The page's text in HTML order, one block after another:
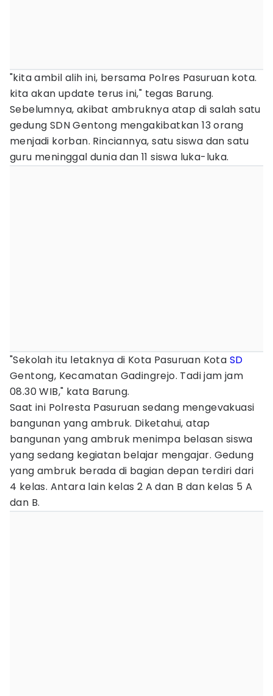
"kita ambil alih ini, bersama Polres Pasuruan kota.
kita akan update terus ini," tegas Barung.
Sebelumnya, akibat ambruknya atap di salah satu
gedung SDN Gentong mengakibatkan 13 orang
menjadi korban. Rinciannya, satu siswa dan satu
guru meninggal dunia dan 11 siswa luka-luka.
"Sekolah itu letaknya di Kota Pasuruan Kota SD
Gentong, Kecamatan Gadingrejo. Tadi jam jam
08.30 WIB," kata Barung.
Saat ini Polresta Pasuruan sedang mengevakuasi
bangunan yang ambruk. Diketahui, atap
bangunan yang ambruk menimpa belasan siswa
yang sedang kegiatan belajar mengajar. Gedung
yang ambruk berada di bagian depan terdiri dari
4 kelas. Antara lain kelas 2 A dan B dan kelas 5 A
dan B.